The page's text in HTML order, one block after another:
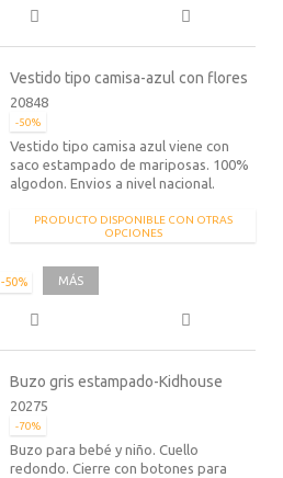
Vestido tipo camisa-azul con flores
20848
-50%
Vestido tipo camisa azul viene con
saco estampado de mariposas. 100%
algodon. Envios a nivel nacional.
PRODUCTO DISPONIBLE CON OTRAS
OPCIONES
-50% MÁS
Buzo gris estampado-Kidhouse
20275
-70%
Buzo para bebé y niño. Cuello
redondo. Cierre con botones para